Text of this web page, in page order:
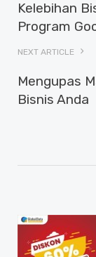
Kelebihan
Program
NEXT ARTICLE
Mengupas
Bisnis Anda